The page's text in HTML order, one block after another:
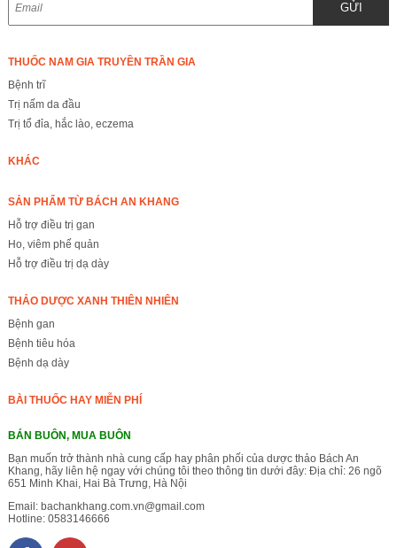
GỬI
THUỐC NAM GIA TRUYỀN TRẦN GIA
Bệnh trĩ
Trị nấm da đầu
Trị tổ đỉa, hắc lào, eczema
KHÁC
SẢN PHẨM TỪ BÁCH AN KHANG
Hỗ trợ điều trị gan
Ho, viêm phế quản
Hỗ trợ điều trị dạ dày
THẢO DƯỢC XANH THIÊN NHIÊN
Bệnh gan
Bệnh tiêu hóa
Bệnh dạ dày
BÀI THUỐC HAY MIỄN PHÍ
BÁN BUÔN, MUA BUÔN
Bạn muốn trở thành nhà cung cấp hay phân phối của dược thảo Bách An
Khang, hãy liên hệ ngay với chúng tôi theo thông tin dưới đây: Địa chỉ: 26 ngõ
651 Minh Khai, Hai Bà Trưng, Hà Nội
Email: bachankhang.com.vn@gmail.com
Hotline: 0583146666